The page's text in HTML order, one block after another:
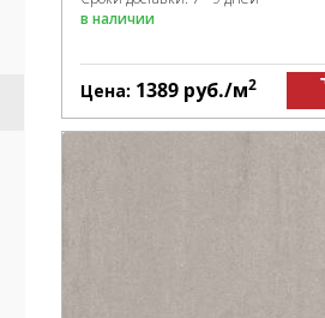
в наличии
Цена: 1389 руб./м2